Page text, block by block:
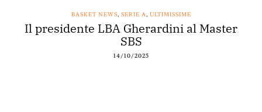
BASKET NEWS, SERIE A, ULTIMISSIME
Il presidente LBA Gherardini al Master
SBS
14/10/2025